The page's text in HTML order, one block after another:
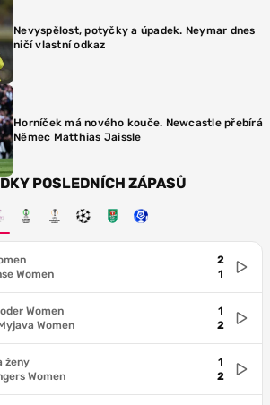
Nevyspělost, potyčky a úpadek. Neymar dnes
ničí vlastní odkaz
Horníček má nového kouče. Newcastle přebírá
Němec Matthias Jaissle
POSLEDNÍCH ZÁPASŮ
Women
2
1
Women
Women
1
2
ženy
Women
1
2